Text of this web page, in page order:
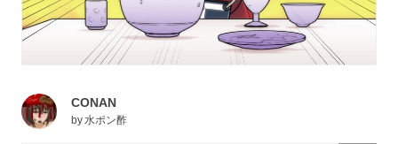
CONAN
by水ポン酢